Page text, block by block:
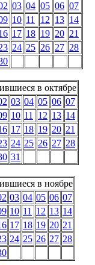
03 04 05 06 07
10 11 12 13 14
17 18 19 20 21
24 25 26 27 28
в октябре
03 04 05 06 07
10 11 12 13 14
17 18 19 20 21
24 25 26 27 28
31
в ноябре
03 04 05 06 07
10 11 12 13 14
17 18 19 20 21
24 25 26 27 28